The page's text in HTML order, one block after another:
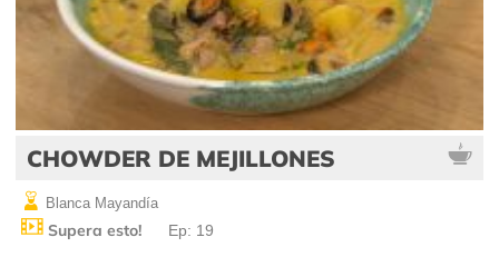
CHOWDER DE MEJILLONES
Blanca Mayandía
Supera esto! Ep: 19